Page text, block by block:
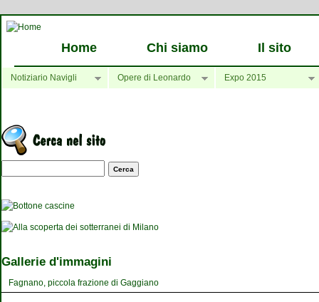
Home Chi siamo Il sito
Notiziario Navigli Opere di Leonardo Expo 2015
Maschera di ricerca
Gallerie d'immagini
Fagnano, piccola frazione di Gaggiano